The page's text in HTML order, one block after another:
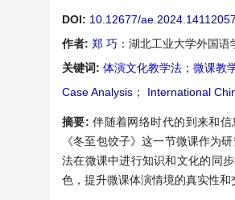
DOI: 10.12677/ae.2024.14112057
作者: 郑 巧 ：湖北工业大学外国
关键词: 体演文化教学法 ； 微课教
Case Analysis ； International
摘要:伴随着网络时代的到来和
《冬至包饺子》这一节微课作为
法在微课中进行知识和文化的同
色，提升微课体演情境的真实性和